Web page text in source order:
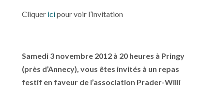
Cliquer icipour voir l’invitation
Samedi 3 novembre 2012 à 20 heures à Pringy
(près d’Annecy), vous êtes invités à un repas
festif en faveur de l’association Prader-Willi